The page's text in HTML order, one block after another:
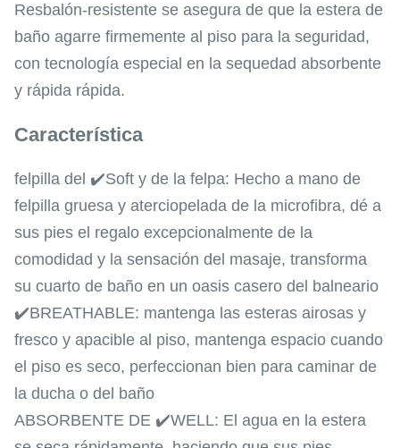
Resbalón-resistente se asegura de que la estera de
baño agarre firmemente al piso para la seguridad,
con tecnología especial en la sequedad absorbente
y rápida rápida.
Característica
felpilla del ✔️Soft y de la felpa: Hecho a mano de
felpilla gruesa y aterciopelada de la microfibra, dé a
sus pies el regalo excepcionalmente de la
comodidad y la sensación del masaje, transforma
su cuarto de baño en un oasis casero del balneario
✔️BREATHABLE: mantenga las esteras airosas y
fresco y apacible al piso, mantenga espacio cuando
el piso es seco, perfeccionan bien para caminar de
la ducha o del baño
ABSORBENTE DE ✔️WELL: El agua en la estera